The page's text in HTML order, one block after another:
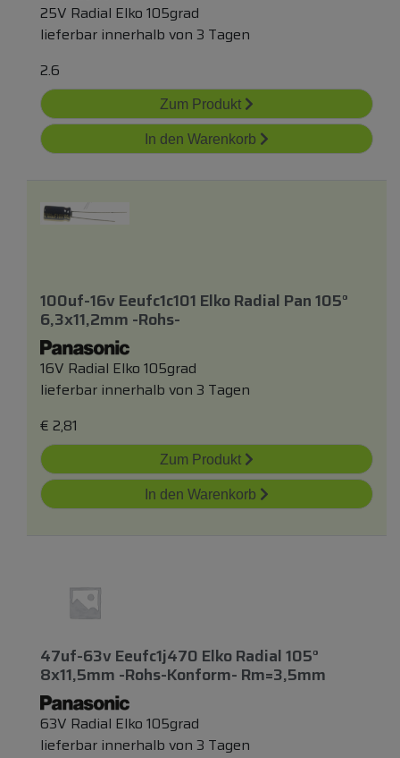
25V Radial Elko 105grad
lieferbar innerhalb von 3 Tagen
2.6
Zum Produkt
In den Warenkorb
100uf-16v Eeufc1c101 Elko Radial Pan 105°
6,3x11,2mm -rohs-
16V Radial Elko 105grad
lieferbar innerhalb von 3 Tagen
€ 2,81
Zum Produkt
In den Warenkorb
47uf-63v Eeufc1j470 Elko Radial 105°
8x11,5mm -rohs-Konform- Rm=3,5mm
63V Radial Elko 105grad
lieferbar innerhalb von 3 Tagen